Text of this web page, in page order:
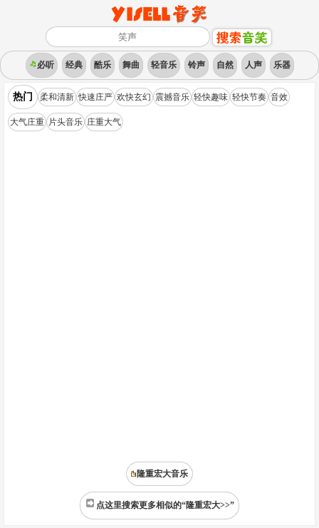
必听 经典 酷乐 舞曲 轻音乐 铃声 自然 人声 乐器
热门 柔和清新 快速庄严 欢快玄幻 震撼音乐 轻快趣味 轻快节奏 音效
大气庄重 片头音乐 庄重大气
隆重宏大音乐
点这里搜索更多相似的“隆重宏大>>”